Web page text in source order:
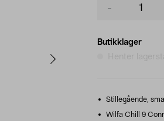
Butikklager
Stillegående,
Wilfa Chill 9